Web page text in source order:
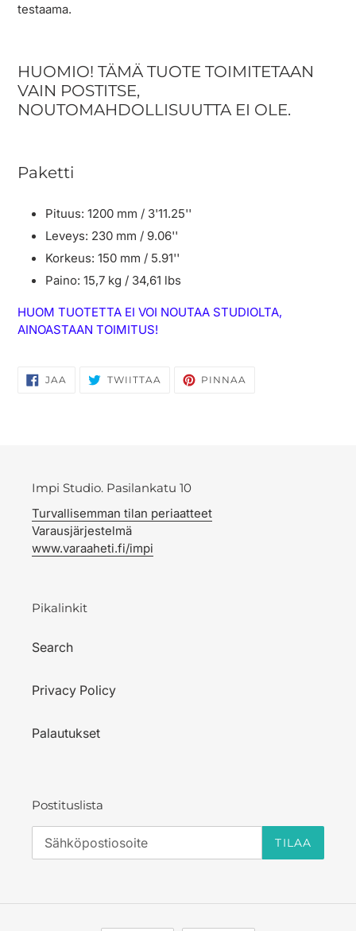
testaama.
HUOMIO! TÄMÄ TUOTE TOIMITETAAN
VAIN POSTITSE,
NOUTOMAHDOLLISUUTTA EI OLE.
Paketti
Pituus: 1200 mm / 3'11.25''
Leveys: 230 mm / 9.06''
Korkeus: 150 mm / 5.91''
Paino: 15,7 kg / 34,61 lbs
HUOM TUOTETTA EI VOI NOUTAA STUDIOLTA,
AINOASTAAN TOIMITUS!
JAA
FACEBOOKISSA
TWIITTAA TWIITTAA
TWITTERISSÄ
PINNAA
Impi Studio. Pasilankatu 10
Turvallisemman tilan periaatteet
Varausjärjestelmä
www.varaaheti.fi/impi
Pikalinkit
Search
Privacy Policy
Palautukset
Postituslista
TILAA